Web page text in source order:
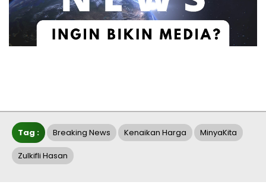
Tag : Breaking News Kenaikan Harga MinyaKita
Zulkifli Hasan